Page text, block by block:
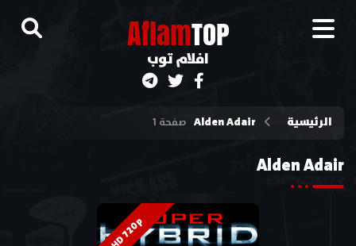
AflamTOP
افلام توب
الرئيسية Alden Adair صفحة 1
Alden Adair
HD 720p